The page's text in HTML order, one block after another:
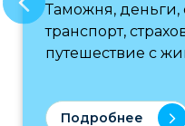
Таможня, деньги,
транспорт,
путешествие с
Подробнее